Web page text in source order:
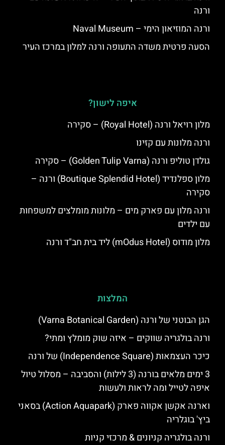
ורנה
ורנה המוזיאון הימי – Naval Museum
הסעה פרטית משדה התעופה ורנה למלון במרכז העיר
איפה לישון?
מלון רויאל ורנה (Royal Hotel) – סקירה
ורנה מלונות עם קזינו
גולדן טוליפ ורנה (Golden Tulip Varna) – סקירה
מלון ספלנדיד (Boutique Splendid Hotel) ורנה –
סקירה
ורנה מלון עם פארק מים – מלונות מומלצים למשפחות
עם ילדים
מלון מודוס (mOdus Hotel) ליד בית חב"ד ורנה
המלצות
הגן הבוטני של ורנה (Varna Botanical Garden)
ורנה בולגריה שווקים – איזה שוק מומלץ ומתי?
כיכר העצמאות (Independence Square) של ורנה
3 ימים מלאים בורנה (3 לילות) והסביבה – מסלול טיול
איפה לטייל ומה לראות ולעשות
וארנה אקשן אקווה פארק (Action Aquapark) בסאני
ביץ' בוגלריה
ורנה בולגריה קניונים & מרכזי קניות